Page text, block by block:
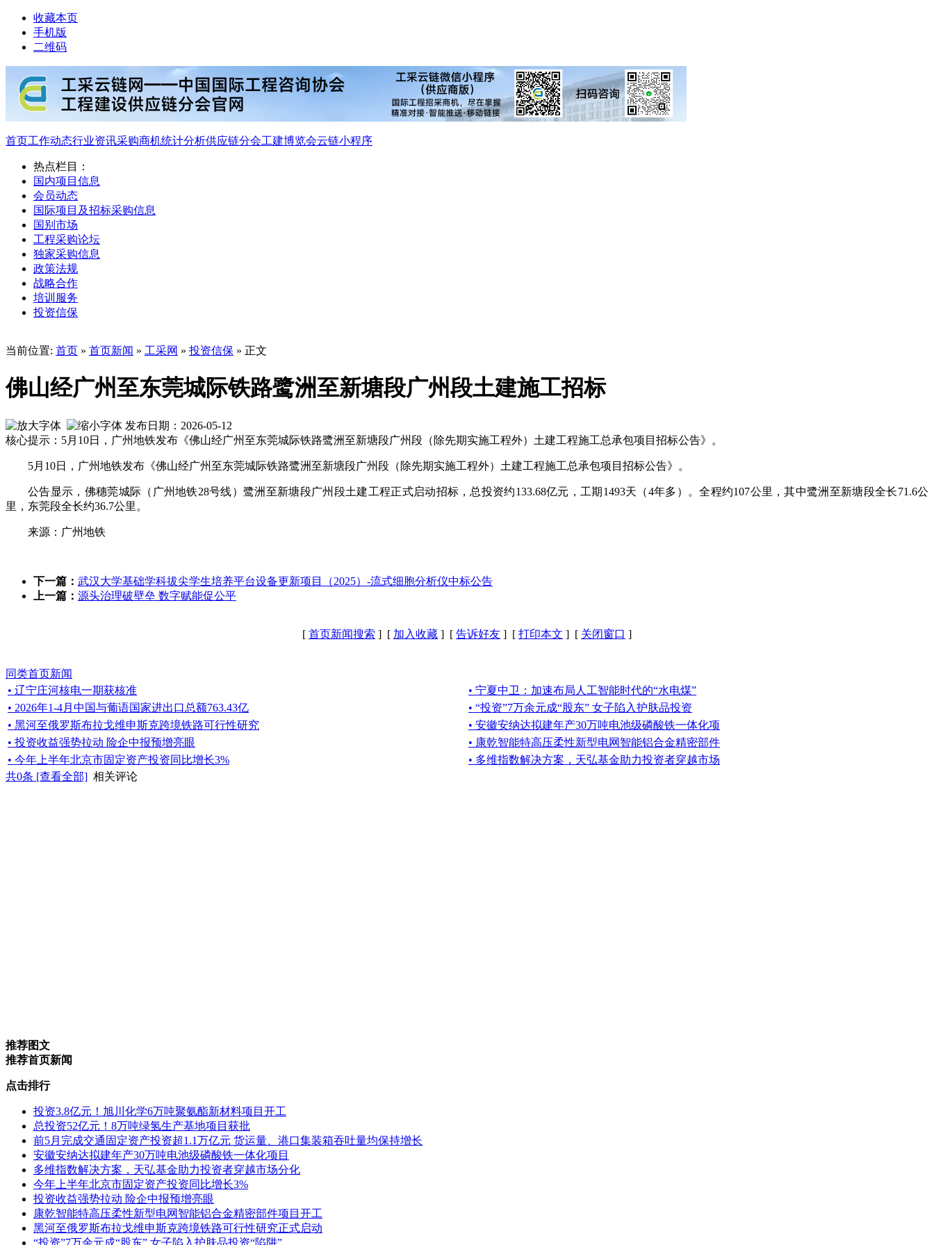
收藏本页
手机版
二维码
首页工作动态行业资讯采购商机统计分析供应链分会工建博览会云链小程序
热点栏目：
国内项目信息
会员动态
国际项目及招标采购信息
国别市场
工程采购论坛
独家采购信息
政策法规
战略合作
培训服务
投资信保
当前位置: 首页 » 首页新闻 » 工采网 » 投资信保 » 正文
佛山经广州至东莞城际铁路鹭洲至新塘段广州段土建施工招标
发布日期：2026-05-12
核心提示：5月10日，广州地铁发布《佛山经广州至东莞城际铁路鹭洲至新塘段广州段（除先期实施工程外）土建工程施工总承包项目招标公告》。
5月10日，广州地铁发布《佛山经广州至东莞城际铁路鹭洲至新塘段广州段（除先期实施工程外）土建工程施工总承包项目招标公告》。
公告显示，佛穗莞城际（广州地铁28号线）鹭洲至新塘段广州段土建工程正式启动招标，总投资约133.68亿元，工期1493天（4年多）。全程约107公里，其中鹭洲至新塘段全长71.6公
里，东莞段全长约36.7公里。
来源：广州地铁
下一篇： 武汉大学基础学科拔尖学生培养平台设备更新项目（2025）-流式细胞分析仪中标公告
上一篇： 源头治理破壁垒 数字赋能促公平
[ 首页新闻搜索 ] [ 加入收藏 ] [ 告诉好友 ] [ 打印本文 ] [ 关闭窗口 ]
同类首页新闻
• 辽宁庄河核电一期获核准
• 宁夏中卫：加速布局人工智能时代的“水电煤”
• 2026年1-4月中国与葡语国家进出口总额763.43亿
• “投资”7万余元成“股东” 女子陷入护肤品投资
• 黑河至俄罗斯布拉戈维申斯克跨境铁路可行性研究
• 安徽安纳达拟建年产30万吨电池级磷酸铁一体化项
• 投资收益强势拉动 险企中报预增亮眼
• 康乾智能特高压柔性新型电网智能铝合金精密部件
• 今年上半年北京市固定资产投资同比增长3%
• 多维指数解决方案，天弘基金助力投资者穿越市场
共0条 [查看全部] 相关评论
推荐图文
推荐首页新闻
点击排行
投资3.8亿元！旭川化学6万吨聚氨酯新材料项目开工
总投资52亿元！8万吨绿氢生产基地项目获批
前5月完成交通固定资产投资超1.1万亿元 货运量、港口集装箱吞吐量均保持增长
安徽安纳达拟建年产30万吨电池级磷酸铁一体化项目
多维指数解决方案，天弘基金助力投资者穿越市场分化
今年上半年北京市固定资产投资同比增长3%
投资收益强势拉动 险企中报预增亮眼
康乾智能特高压柔性新型电网智能铝合金精密部件项目开工
黑河至俄罗斯布拉戈维申斯克跨境铁路可行性研究正式启动
“投资”7万余元成“股东” 女子陷入护肤品投资“陷阱”